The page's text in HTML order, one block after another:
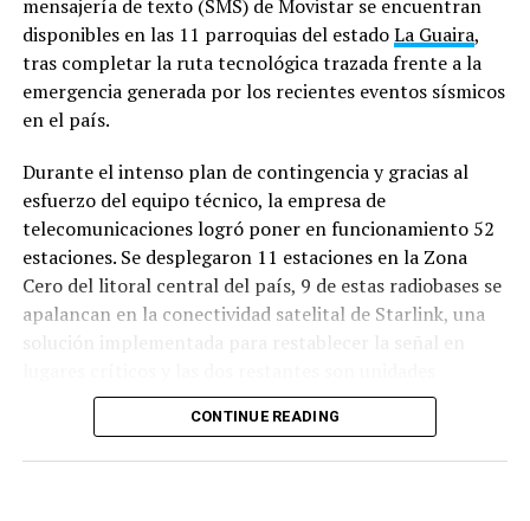
Con la mirada puesta en los retos que plantea la
evolución tecnológica, el Decanato de Investigación,
Innovación y Desarrollo de la UNETI continuará
fortaleciendo sus iniciativas académicas y estratégicas,
reafirmando su compromiso con la generación de
conocimiento y el impulso de soluciones que
contribuyan al desarrollo tecnológico del país. “El reto
de los años por venir no es solo adaptarnos a la
aceleración de la Inteligencia Artificial y las tecnologías
disruptivas, sino liderar su democratización y aplicación
ética en la gestión pública, la productividad y el
Compartir
mensajería de texto (SMS) de Movistar se encuentran
disponibles en las 11 parroquias del estadoLa Guaira,
tras completar la ruta tecnológica trazada frente a la
emergencia generada por los recientes eventos sísmicos
en el país.
Durante el intenso plan de contingencia y gracias al
esfuerzo del equipo técnico, la empresa de
telecomunicaciones logró poner en funcionamiento 52
estaciones. Se desplegaron 11 estaciones en la Zona
Cero del litoral central del país, 9 de estas radiobases se
apalancan en la conectividad satelital de Starlink, una
solución implementada para restablecer la señal en
CONTINUE READING